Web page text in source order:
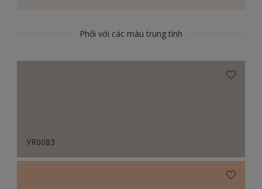
Phối với các màu trung tính
YR0083